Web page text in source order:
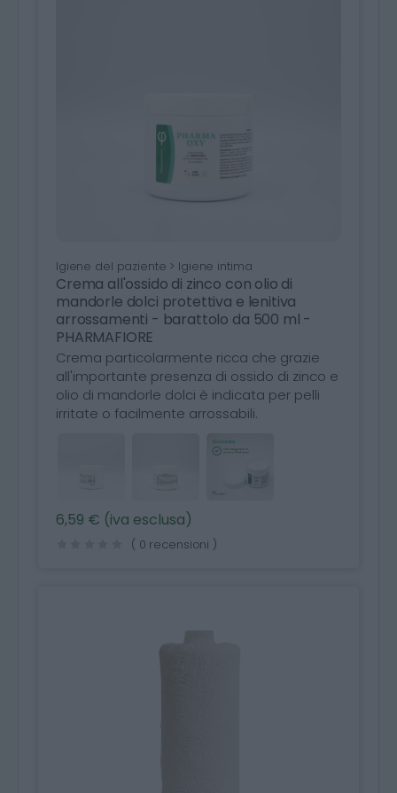
Igiene del paziente > Igiene intima
Crema all'ossido di zinco con olio di
mandorle dolci protettiva e lenitiva
arrossamenti - barattolo da 500 ml -
PHARMAFIORE
Crema particolarmente ricca che grazie
all'importante presenza di ossido di zinco e
olio di mandorle dolci è indicata per pelli
irritate o facilmente arrossabili.
6,59 € (iva esclusa)
( 0 recensioni )